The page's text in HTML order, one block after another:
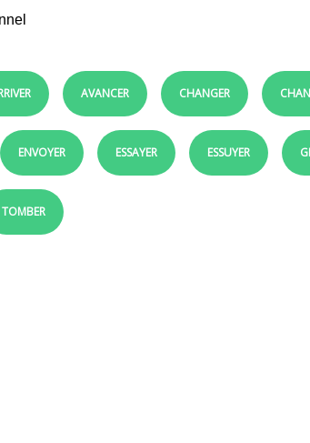
AVANCER CHANGER
ENVOYER ESSAYER ESSUYER
TOMBER